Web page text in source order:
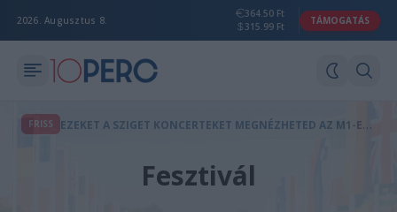
2026. Augusztus 8.
364.50 Ft
315.99 Ft
TÁMOGATÁS
FRISS E
ZEKET A SZIGET KONCERTEKET MEGNÉZHETED AZ M1-EN IS
Fesztivál